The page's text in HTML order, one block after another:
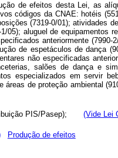
de efeitos desta Lei, as
códigos da CNAE: hotéis
(7319-0/01); atividades
aluguel de equipamentos
anteriormente
de espetáculos de dança
não especificadas
salões de dança e
especializados em servir
de proteção ambiental
PIS/Pasep); (Vide Lei
Produção de efeitos